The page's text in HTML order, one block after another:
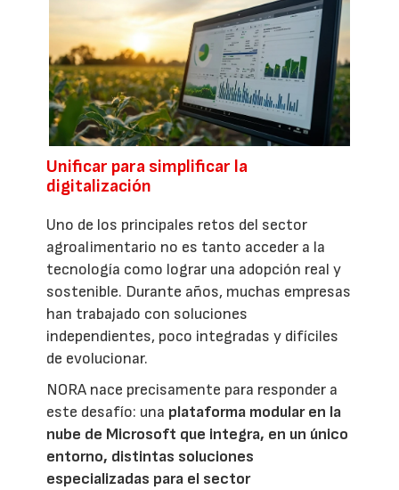
Unificar para simplificar la
digitalización
Uno de los principales retos del sector
agroalimentario no es tanto acceder a la
tecnología como lograr una adopción real y
sostenible. Durante años, muchas empresas
han trabajado con soluciones
independientes, poco integradas y difíciles
de evolucionar.
NORA nace precisamente para responder a
este desafío: una plataforma modular en la
nube de Microsoft que integra, en un único
entorno, distintas soluciones
especializadas para el sector